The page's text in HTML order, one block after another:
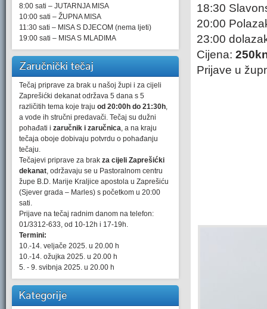
8:00 sati – JUTARNJA MISA
10:00 sati – ŽUPNA MISA
11:30 sati – MISA S DJECOM (nema ljeti)
19:00 sati – MISA S MLADIMA
Zaručnički tečaj
Tečaj priprave za brak u našoj župi i za cijeli
Zaprešićki dekanat održava 5 dana s 5
različitih tema koje traju od 20:00h do 21:30h,
a vode ih stručni predavači. Tečaj su dužni
pohađati i zaručnik i zaručnica, a na kraju
tečaja oboje dobivaju potvrdu o pohađanju
tečaju.
Tečajevi priprave za brak za cijeli Zaprešićki
dekanat, održavaju se u Pastoralnom centru
župe B.D. Marije Kraljice apostola u Zaprešiću
(Sjever grada – Marles) s početkom u 20:00
sati.
Prijave na tečaj radnim danom na telefon:
01/3312-633, od 10-12h i 17-19h.
Termini:
10.-14. veljače 2025. u 20.00 h
10.-14. ožujka 2025. u 20.00 h
5. - 9. svibnja 2025. u 20.00 h
Kategorije
18:30
20:00
23:00
Cijena:
Prijave u